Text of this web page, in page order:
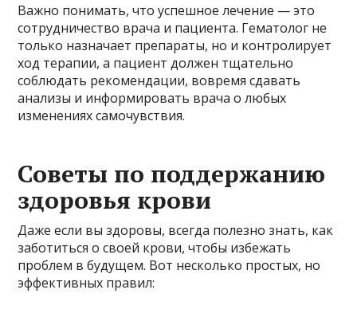
Важно понимать, что успешное лечение — это
сотрудничество врача и пациента. Гематолог не
только назначает препараты, но и контролирует
ход терапии, а пациент должен тщательно
соблюдать рекомендации, вовремя сдавать
анализы и информировать врача о любых
изменениях самочувствия.
Советы по поддержанию
здоровья крови
Даже если вы здоровы, всегда полезно знать, как
заботиться о своей крови, чтобы избежать
проблем в будущем. Вот несколько простых, но
эффективных правил: